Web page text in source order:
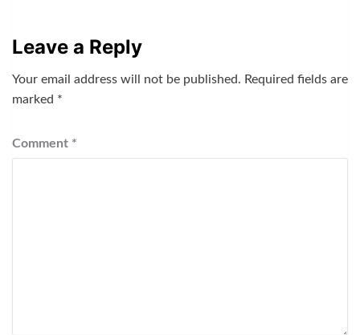
Leave a Reply
Your email address will not be published. Required fields are
marked *
Comment *